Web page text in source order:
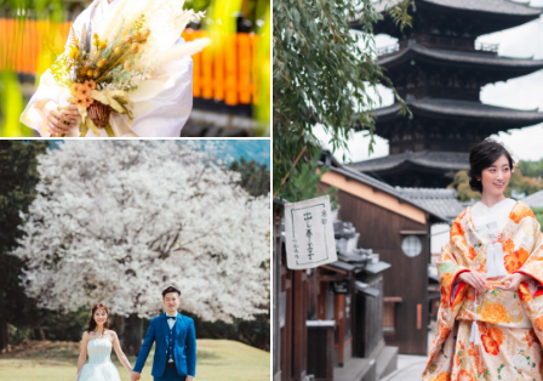
アクセス/TEL スタジオトップ
こだわりポイント
神社・寺院での撮影 豊富な色打掛・着物